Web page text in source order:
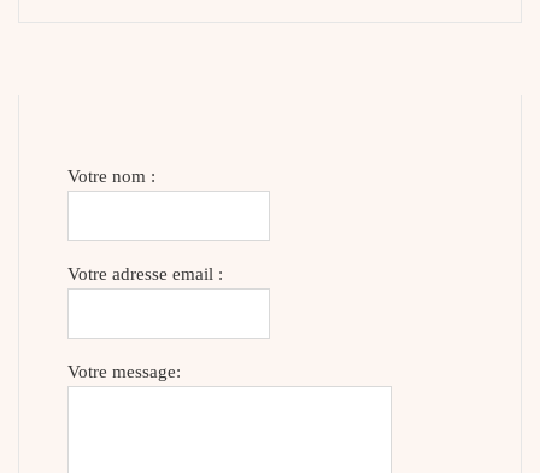
Votre nom :
Votre adresse email :
Votre message: